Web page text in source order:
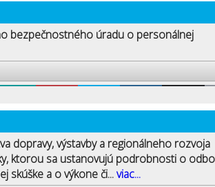
bezpečnostného úradu o personálnej
dopravy, výstavby a regionálneho rozvoja
ktorou sa ustanovujú podrobnosti o
skúške a o výkone či...viac...